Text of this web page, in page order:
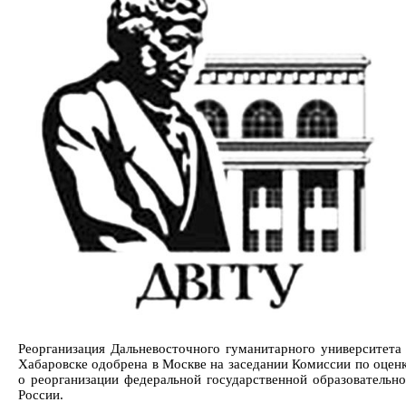
Реорганизация Дальневосточного гуманитарного
Хабаровске одобрена в Москве на заседании Комиссии по
о реорганизации федеральной государственной
России.